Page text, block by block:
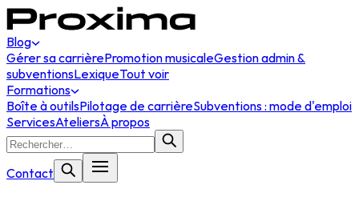
Blog
Gérer sa carrièrePromotion musicaleGestion admin &
subventionsLexiqueTout voir
Formations
Boîte à outilsPilotage de carrièreSubventions : mode d'emploi
ServicesAteliersÀ propos
Contact